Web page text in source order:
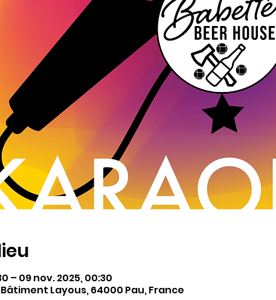
– 09 nov. 2025, 00:30
Layous, 64000 Pau, France